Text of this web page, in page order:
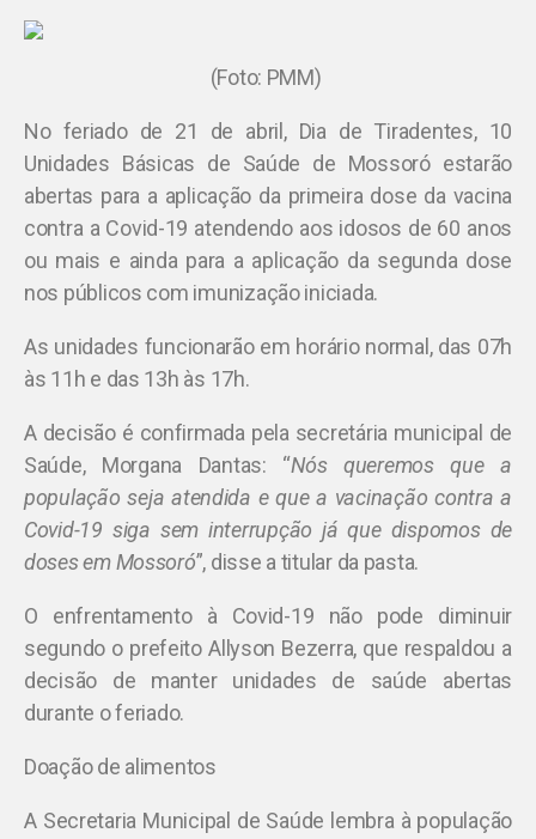
(Foto: PMM)
No feriado de 21 de abril, Dia de Tiradentes, 10
Unidades Básicas de Saúde de Mossoró estarão
abertas para a aplicação da primeira dose da vacina
contra a Covid-19 atendendo aos idosos de 60 anos
ou mais e ainda para a aplicação da segunda dose
nos públicos com imunização iniciada.
As unidades funcionarão em horário normal, das 07h
às 11h e das 13h às 17h.
A decisão é confirmada pela secretária municipal de
Saúde, Morgana Dantas: “Nós queremos que a
população seja atendida e que a vacinação contra a
Covid-19 siga sem interrupção já que dispomos de
doses em Mossoró”, disse a titular da pasta.
O enfrentamento à Covid-19 não pode diminuir
segundo o prefeito Allyson Bezerra, que respaldou a
decisão de manter unidades de saúde abertas
durante o feriado.
Doação de alimentos
A Secretaria Municipal de Saúde lembra à população